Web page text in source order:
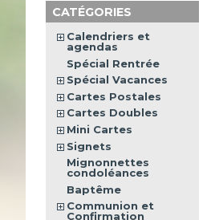
CATÉGORIES
Calendriers et
agendas
Spécial Rentrée
Spécial Vacances
Cartes Postales
Cartes Doubles
Mini Cartes
Signets
Mignonnettes
condoléances
Baptême
Communion et
Confirmation